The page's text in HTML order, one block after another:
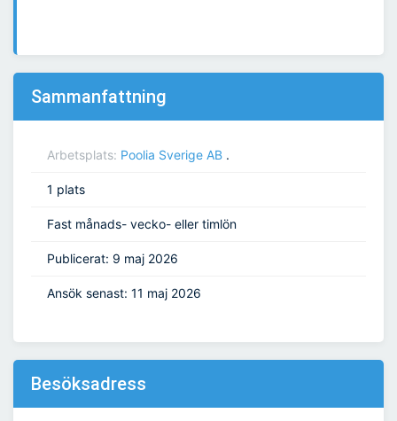
Sammanfattning
Arbetsplats: Poolia Sverige AB .
1 plats
Fast månads- vecko- eller timlön
Publicerat: 9 maj 2026
Ansök senast: 11 maj 2026
Besöksadress